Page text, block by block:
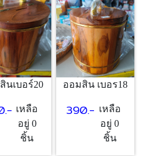
นเบอร์20
เหลือ
อยู่ 0
ชิ้น
ออมสิน เบอร18
390.- เหลือ
อยู่ 0
ชิ้น